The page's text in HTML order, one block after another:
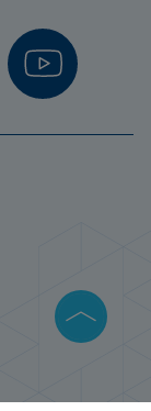
025-